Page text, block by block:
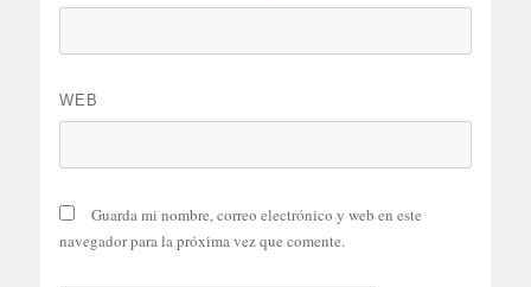
WEB
Guarda mi nombre, correo electrónico y web en este
navegador para la próxima vez que comente.